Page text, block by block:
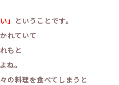
」 ということです。
れていて
もと
ね。
の料理を食べてしまうと